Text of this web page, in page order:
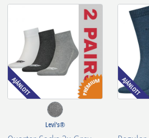
Levi's®